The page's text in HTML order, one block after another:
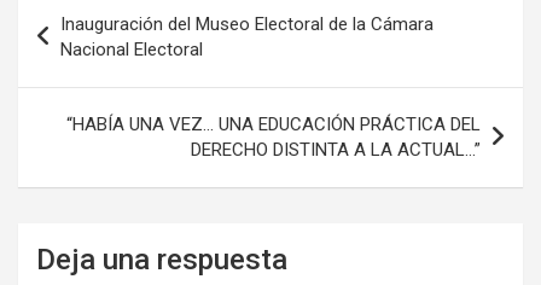
o
k
o
n
tir
de
entradas
Inauguración del Museo Electoral de la Cámara
Nacional Electoral
“HABÍA UNA VEZ… UNA EDUCACIÓN PRÁCTICA DEL
DERECHO DISTINTA A LA ACTUAL…”
Deja una respuesta